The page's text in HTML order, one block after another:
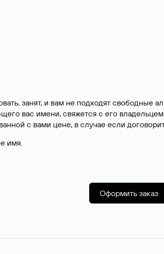
занят, и вам не подходят свободные
вас имени, свяжется с его
с вами цене, в случае если
имя.
Оформить заказ